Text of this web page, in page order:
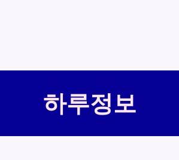
하루정보